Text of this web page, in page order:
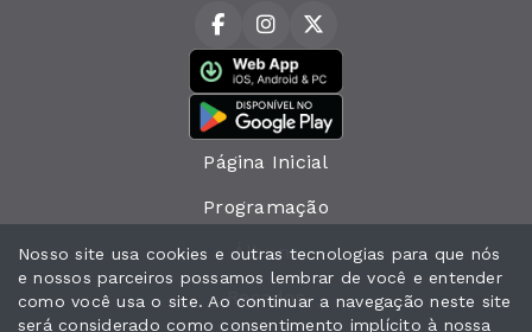
Página Inicial
Programação
Álbuns
Recados
Nosso site usa cookies e outras tecnologias para que nós
e nossos parceiros possamos lembrar de você e entender
como você usa o site. Ao continuar a navegação neste site
será considerado como consentimento implícito à nossa